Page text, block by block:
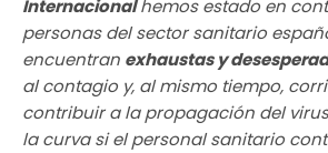
Internacionalhemos estado en
personas del sector sanitario
encuentran exhaustas y
al contagio y, al mismo tiempo,
contribuir a la propagación del
la curva si el personal sanitario